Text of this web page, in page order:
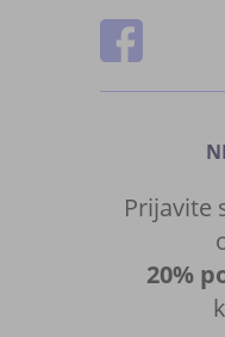
Prijavite
20%